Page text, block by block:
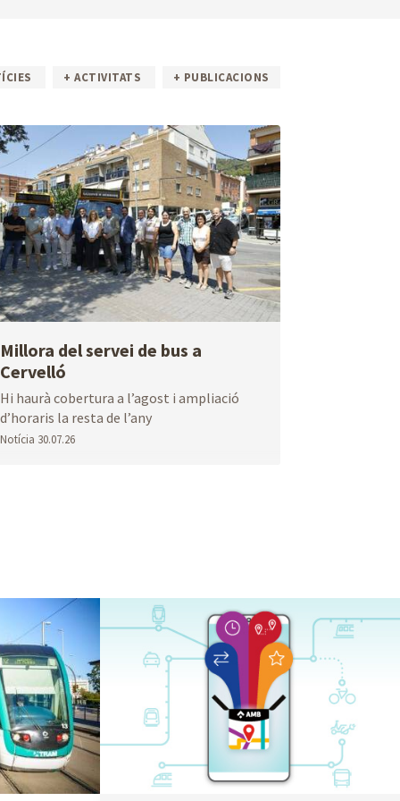
contractant
Avisos
fitosanitaris
Avisos
contaminació
atmosfèrica
Dades
estadístiques
sostenible
+ ACTIVITATS + PUBLICACIONS
Millora del servei de bus a
Cervelló
Hi haurà cobertura a l’agost i ampliació
d’horaris la resta de l’any
Notícia 30.07.26